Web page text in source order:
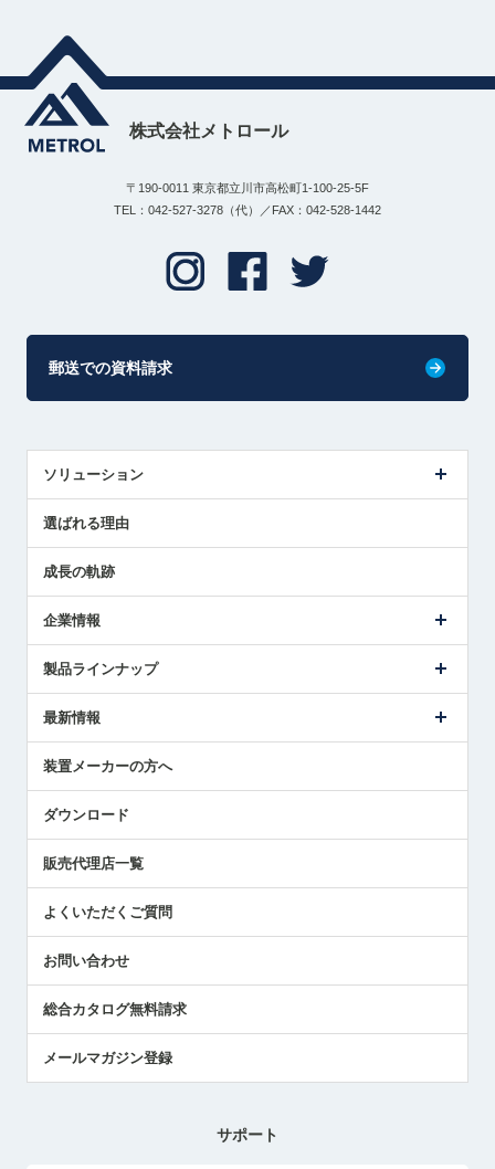
株式会社メトロール
〒190-0011 東京都立川市高松町1-100-25-5F
TEL：042-527-3278（代）／FAX：042-528-1442
郵送での資料請求
ソリューション
解決策提案
選ばれる理由
成長の軌跡
企業情報
ごあいさつ
受賞履歴
採用情報
国/地域/言語
製品ラインナップ
ツールセッタ製品
エアマイクロセンサ製品
最新情報
メトロールの技術
社員ブログ
中小企業のBCP地震対策
センサのテクニカルガイド
社長ブログ
装置メーカーの方へ
ダウンロード
販売代理店一覧
よくいただくご質問
お問い合わせ
総合カタログ無料請求
メールマガジン登録
サポート